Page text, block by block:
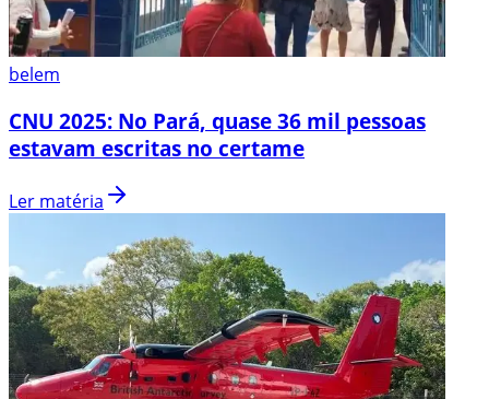
belem
CNU 2025: No Pará, quase 36 mil pessoas
estavam escritas no certame
Ler matéria